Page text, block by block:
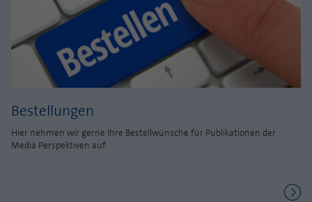
Bestellungen
Hier nehmen wir gerne Ihre Bestellwünsche für Publikationen der
Media Perspektiven auf.